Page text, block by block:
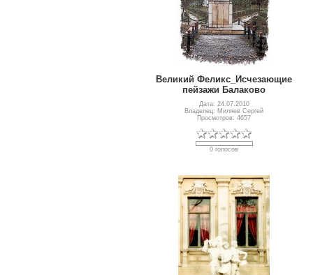
Великий Феликс_Исчезающие
пейзажи Балаково
Дата: 24.07.2010
Владелец: Миляев Сергей
Просмотров: 4657
0 голосов